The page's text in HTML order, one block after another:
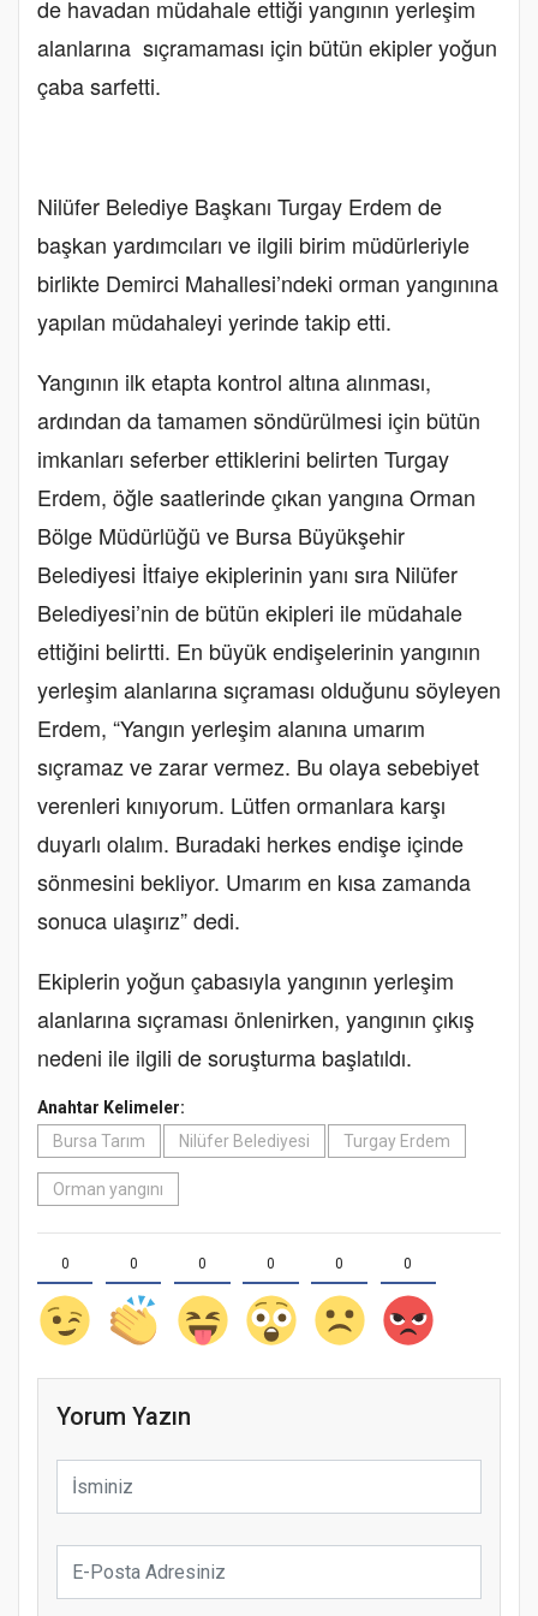
de havadan müdahale ettiği yangının yerleşim
alanlarına sıçramaması için bütün ekipler yoğun
çaba sarfetti.
Nilüfer Belediye Başkanı Turgay Erdem de
başkan yardımcıları ve ilgili birim müdürleriyle
birlikte Demirci Mahallesi’ndeki orman yangınına
yapılan müdahaleyi yerinde takip etti.
Yangının ilk etapta kontrol altına alınması,
ardından da tamamen söndürülmesi için bütün
imkanları seferber ettiklerini belirten Turgay
Erdem, öğle saatlerinde çıkan yangına Orman
Bölge Müdürlüğü ve Bursa Büyükşehir
Belediyesi İtfaiye ekiplerinin yanı sıra Nilüfer
Belediyesi’nin de bütün ekipleri ile müdahale
ettiğini belirtti. En büyük endişelerinin yangının
yerleşim alanlarına sıçraması olduğunu söyleyen
Erdem, “Yangın yerleşim alanına umarım
sıçramaz ve zarar vermez. Bu olaya sebebiyet
verenleri kınıyorum. Lütfen ormanlara karşı
duyarlı olalım. Buradaki herkes endişe içinde
sönmesini bekliyor. Umarım en kısa zamanda
sonuca ulaşırız” dedi.
Ekiplerin yoğun çabasıyla yangının yerleşim
alanlarına sıçraması önlenirken, yangının çıkış
nedeni ile ilgili de soruşturma başlatıldı.
Anahtar Kelimeler:
Bursa Tarım
Nilüfer Belediyesi Turgay Erdem
Orman yangını
0 0 0 0 0 0
Yorum Yazın